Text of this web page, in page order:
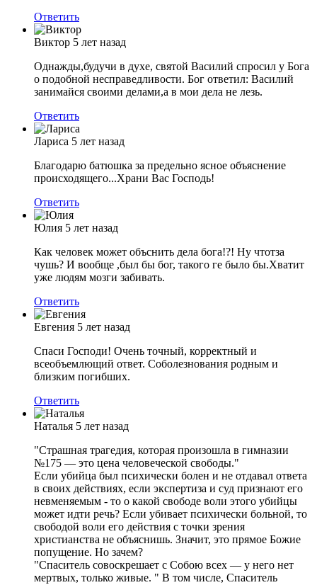
Ответить
Виктор 5 лет назад
Однажды,будучи в духе, святой Василий спросил у Бога
о подобной несправедливости. Бог ответил: Василий
занимайся своими делами,а в мои дела не лезь.
Ответить
Лариса 5 лет назад
Благодарю батюшка за предельно ясное объяснение
происходящего...Храни Вас Господь!
Ответить
Юлия 5 лет назад
Как человек может объснить дела бога!?! Ну чтотза
чушь? И вообще ,был бы бог, такого ге было бы.Хватит
уже людям мозги забивать.
Ответить
Евгения 5 лет назад
Спаси Господи! Очень точный, корректный и
всеобъемлющий ответ. Соболезнования родным и
близким погибших.
Ответить
Наталья 5 лет назад
"Страшная трагедия, которая произошла в гимназии
№175 — это цена человеческой свободы."
Если убийца был психически болен и не отдавал ответа
в своих действиях, если экспертиза и суд признают его
невменяемым - то о какой свободе воли этого убийцы
может идти речь? Если убивает психически больной, то
свободой воли его действия с точки зрения
христианства не объяснишь. Значит, это прямое Божие
попущение. Но зачем?
"Спаситель совоскрешает с Собою всех — у него нет
мертвых, только живые. " В том числе, Спаситель